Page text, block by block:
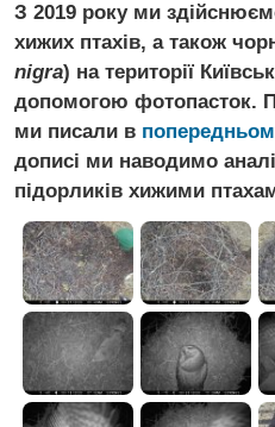
З 2019 року ми
хижих птахів, а також
nigra) на території
допомогою фотопасток.
ми писали в
дописі ми наводимо
підорликів хижими